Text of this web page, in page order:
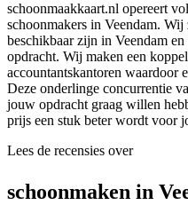
schoonmaakkaart.nl opereert
schoonmakers in Veendam.
beschikbaar zijn in Veendam
opdracht. Wij maken een
accountantskantoren waardoor
Deze onderlinge concurrentie
jouw opdracht graag willen
prijs een stuk beter wordt voor
Lees de recensies over
schoonmaken in